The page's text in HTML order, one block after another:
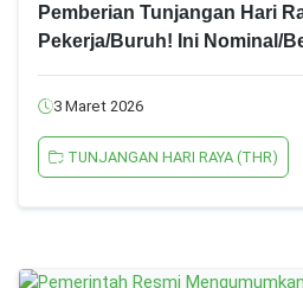
Pemberian Tunjangan Hari
Pekerja/Buruh! Ini Nominal/
3 Maret 2026
TUNJANGAN HARI RAYA (THR)